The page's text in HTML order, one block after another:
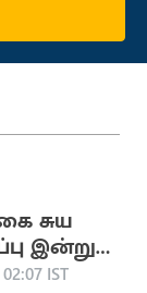
சுய
இன்று
IST